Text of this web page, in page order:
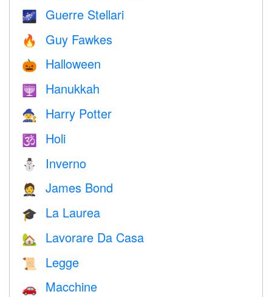
🌌 Guerre Stellari
🔥 Guy Fawkes
🎃 Halloween
🕎 Hanukkah
🧙 Harry Potter
🕉 Holi
⛄ Inverno
🤵 James Bond
🎓 La Laurea
🏡 Lavorare Da Casa
📜 Legge
🚗 Macchine